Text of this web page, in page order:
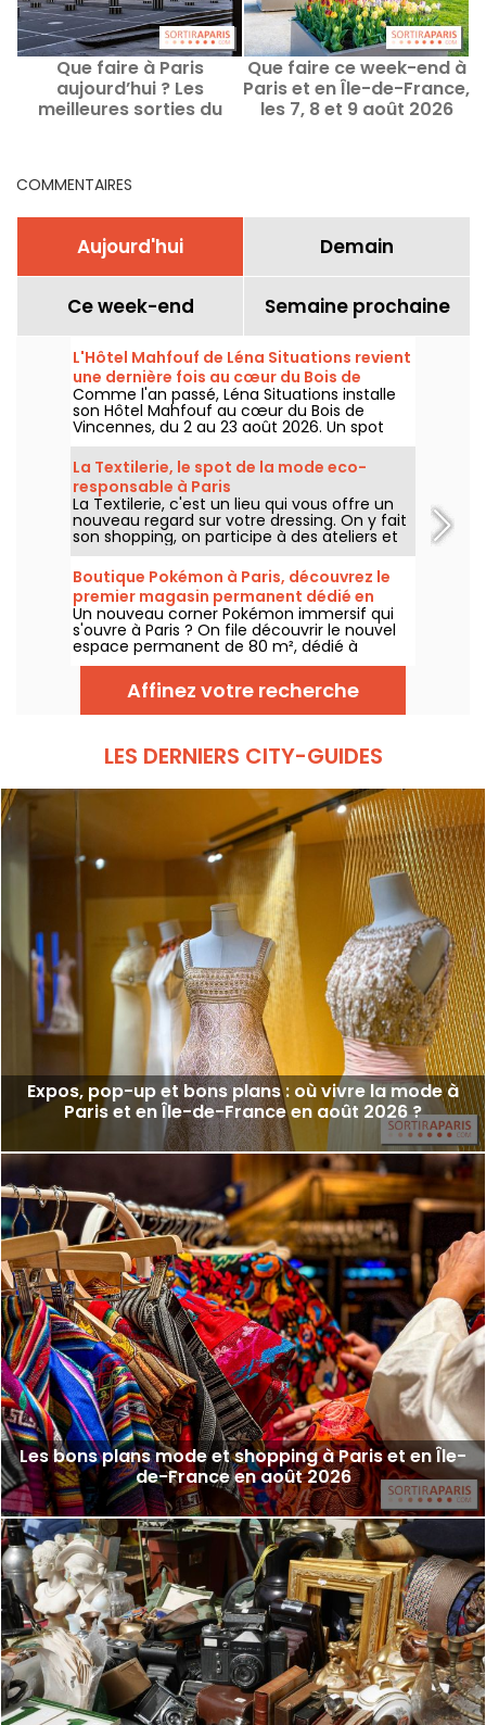
Que faire à Paris
aujourd’hui ? Les
meilleures sorties du
Que faire ce week-end à
Paris et en Île-de-France,
les 7, 8 et 9 août 2026
COMMENTAIRES
Aujourd'hui Demain
Ce week-end Semaine prochaine
L'Hôtel Mahfouf de Léna Situations revient
une dernière fois au cœur du Bois de
Vincennes
Comme l'an passé, Léna Situations installe
son Hôtel Mahfouf au cœur du Bois de
Vincennes, du 2 au 23 août 2026. Un spot
chill et estival, entre vlogs d'août, shopping,
gourmandises végé et détente, avec un
goût de nostalgie.
La Textilerie, le spot de la mode eco-
responsable à Paris
La Textilerie, c'est un lieu qui vous offre un
nouveau regard sur votre dressing. On y fait
son shopping, on participe à des ateliers et
on redécouvre la mode d'un point de vue
eco-responsable.
Boutique Pokémon à Paris, découvrez le
premier magasin permanent dédié en
images
Un nouveau corner Pokémon immersif qui
s'ouvre à Paris ? On file découvrir le nouvel
espace permanent de 80 m², dédié à
l’univers des célèbres créatures, au sein de
la boutique Le Coin des Barons, située rue de
Rivoli dans le 1er arrondissement. Depuis ce
28 mars 2025, ce corner unique attend les
Affinez votre recherche
LES DERNIERS CITY-GUIDES
Expos, pop-up et bons plans : où vivre la mode à
Paris et en Île-de-France en août 2026 ?
Les bons plans mode et shopping à Paris et en Île-
de-France en août 2026